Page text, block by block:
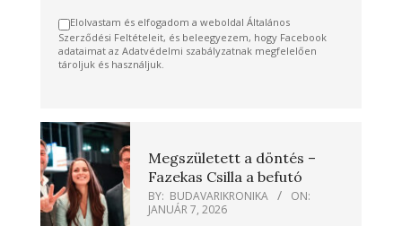
Elolvastam és elfogadom a weboldal Általános
Szerződési Feltételeit, és beleegyezem, hogy Facebook
adataimat az Adatvédelmi szabályzatnak megfelelően
tároljuk és használjuk.
Megszületett a döntés –
Fazekas Csilla a befutó
BY: BUDAVARIKRONIKA
ON:
JANUÁR 7, 2026